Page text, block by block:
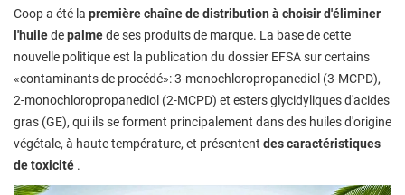
Coop a été la première chaîne de distribution à choisir d'éliminer
l'huiledepalmede ses produits de marque. La base de cette
nouvelle politique est la publication du dossier EFSA sur certains
«contaminants de procédé»: 3-monochloropropanediol (3-MCPD),
2-monochloropropanediol (2-MCPD) et esters glycidyliques d'acides
gras (GE), qui ils se forment principalement dans des huiles d'origine
végétale, à haute température, et présentent des caractéristiques
de toxicité .